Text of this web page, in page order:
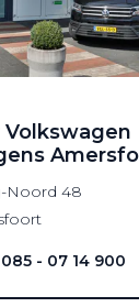
Volkswagen
Noord 48
- 07 14 900